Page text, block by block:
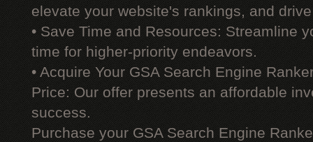
elevate your website's rankings, and
• Save Time and Resources: Streamline
time for higher-priority endeavors.
• Acquire Your GSA Search Engine
Price: Our offer presents an affordable
success.
Purchase your GSA Search Engine